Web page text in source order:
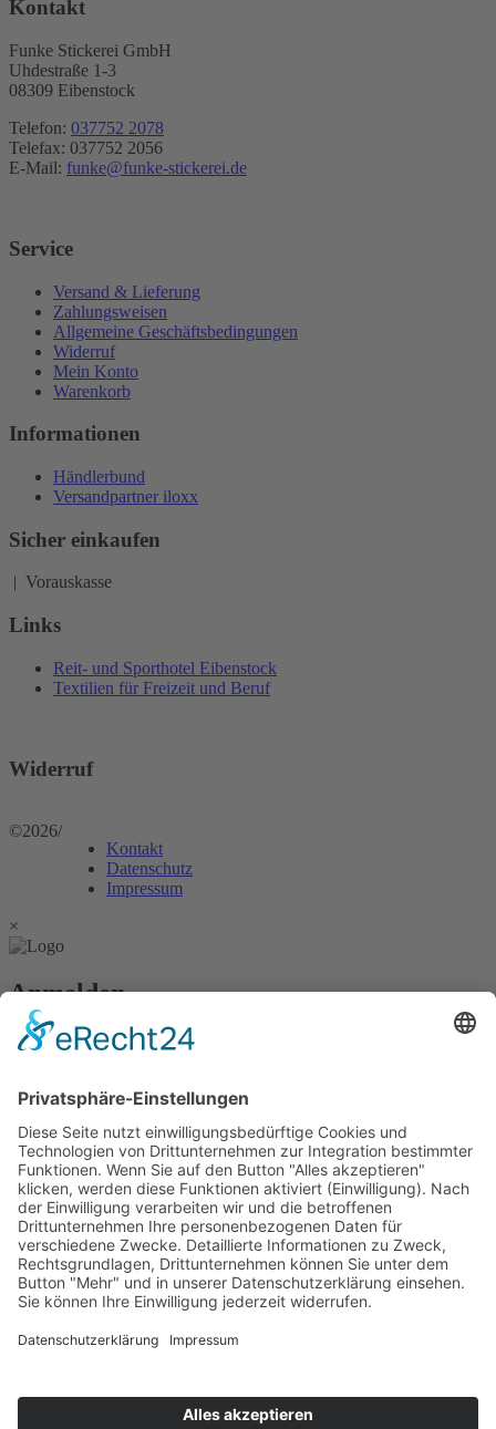
Kontakt
Funke Stickerei GmbH
Uhdestraße 1-3
08309 Eibenstock
Telefon: 037752 2078
Telefax: 037752 2056
E-Mail: funke@funke-stickerei.de
Service
Versand & Lieferung
Zahlungsweisen
Allgemeine Geschäftsbedingungen
Widerruf
Mein Konto
Warenkorb
Informationen
Händlerbund
Versandpartner iloxx
Sicher einkaufen
| Vorauskasse
Links
Reit- und Sporthotel Eibenstock
Textilien für Freizeit und Beruf
Widerruf
©2026/
Kontakt
Datenschutz
Impressum
×
Anmelden
Passwort vergessen?
Angemeldet bleiben
Anmelden
Zum Inhalt springen
Vertrag widerrufen
Werkzeugleiste öffnen